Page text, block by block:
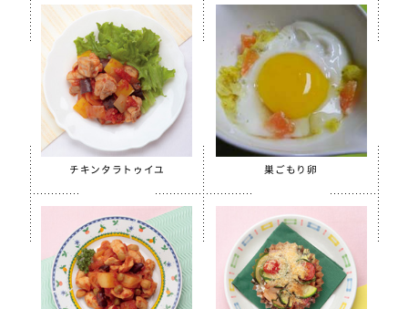
食材
栄養素
カルシウム
鉄分
食物繊維
季節・行事食
春
夏
冬
行事食
チキンタラトゥイユ 巣ごもり卵